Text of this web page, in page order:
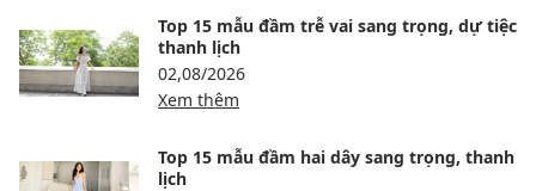
Top 15 mẫu đầm trễ vai sang trọng, dự tiệc
thanh lịch
02,08/2026
Xem thêm
Top 15 mẫu đầm hai dây sang trọng, thanh
lịch